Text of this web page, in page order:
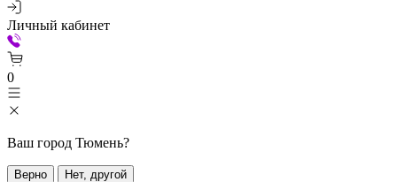
Личный кабинет
0
Ваш город Тюмень?
Верно Нет, другой